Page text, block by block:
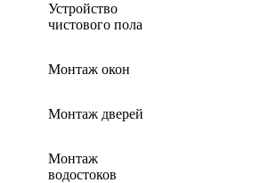
Устройство
чистового пола
Монтаж окон
Монтаж дверей
Монтаж
водостоков